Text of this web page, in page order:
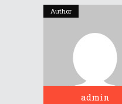
Author
admin